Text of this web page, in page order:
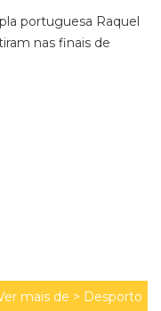
portuguesa Raquel
nas finais de
mais de > Desporto